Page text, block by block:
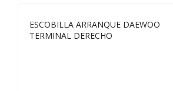
ESCOBILLA ARRANQUE DAEWOO
TERMINAL DERECHO